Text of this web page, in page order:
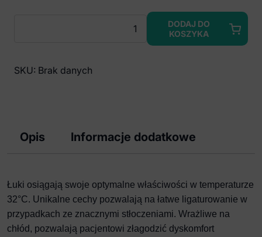
Tytanowe
dimplem
(10
szt.)
DODAJ DO
KOSZYKA
SKU: Brak danych
Opis Informacje dodatkowe
Łuki osiągają swoje optymalne właściwości w temperaturze
32°C. Unikalne cechy pozwalają na łatwe ligaturowanie w
przypadkach ze znacznymi stłoczeniami. Wrażliwe na
chłód, pozwalają pacjentowi złagodzić dyskomfort